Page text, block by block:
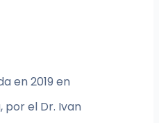
en 2019 en
por el Dr. Ivan